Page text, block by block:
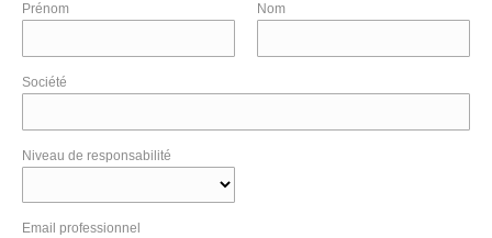
Prénom Nom
Société
Niveau de responsabilité
Email professionnel